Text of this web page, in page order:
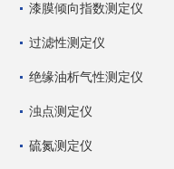
漆膜倾向指数测定仪
过滤性测定仪
绝缘油析气性测定仪
浊点测定仪
硫氮测定仪